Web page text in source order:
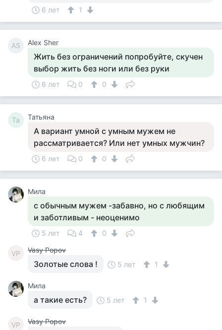
6 лет 1
AS Alex Sher
Жить без ограничений попробуйте, скучен
выбор жить без ноги или без руки
6 лет 0 0
Та Татьяна
А вариант умной с умным мужем не
рассматривается? Или нет умных мужчин?
6 лет 0 0
Мила
с обычным мужем -забавно, но с любящим
и заботливым - неоценимо
5 лет 4 0
VP Vasy Popov
Золотые слова ! 5 лет 1
Мила
а такие есть? 5 лет 1
VP Vasy Popov